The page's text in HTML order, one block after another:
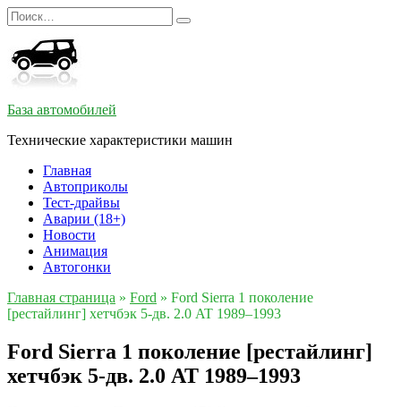
Перейти
к
содержанию
Search
for:
База автомобилей
Технические характеристики машин
Главная
Автоприколы
Тест-драйвы
Аварии (18+)
Новости
Анимация
Автогонки
Главная страница » Ford » Ford Sierra 1 поколение
[рестайлинг] хетчбэк 5-дв. 2.0 AT 1989–1993
Ford Sierra 1 поколение [рестайлинг]
хетчбэк 5-дв. 2.0 AT 1989–1993